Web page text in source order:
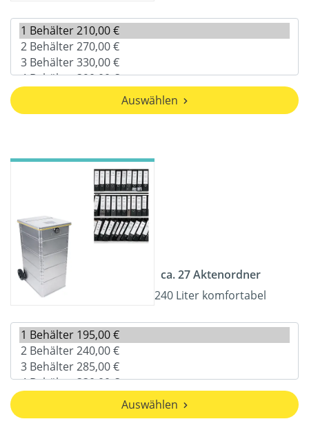
Auswählen
ca. 27 Aktenordner
240 Liter komfortabel
Auswählen